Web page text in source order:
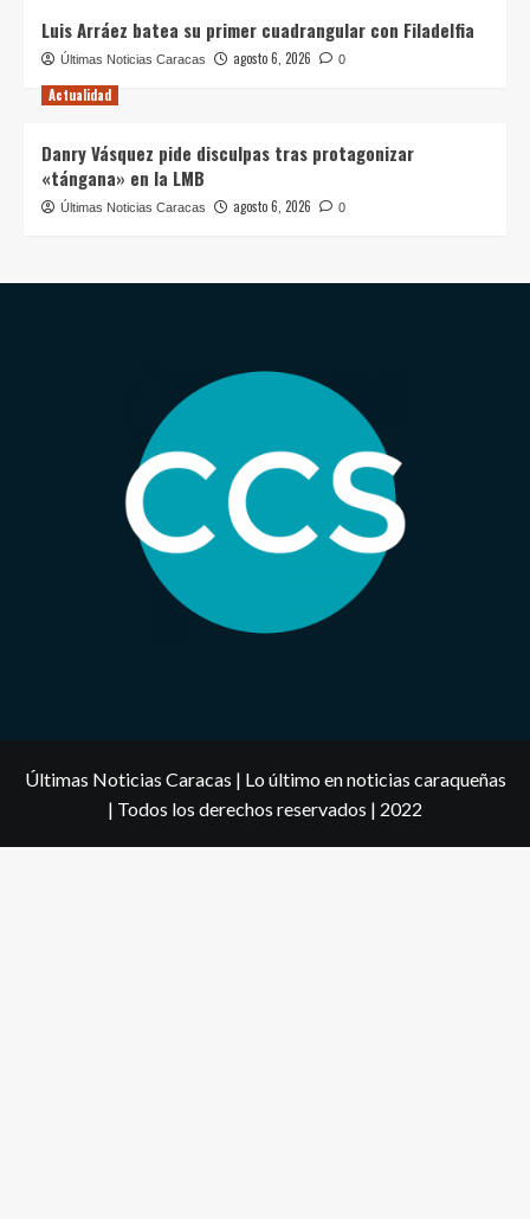
Luis Arráez batea su primer cuadrangular con Filadelfia
Últimas Noticias Caracas agosto 6, 2026 0
Actualidad
Danry Vásquez pide disculpas tras protagonizar
«tángana» en la LMB
Últimas Noticias Caracas agosto 6, 2026 0